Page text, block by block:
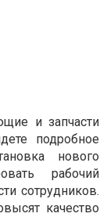
и запчасти
подробное
нового
рабочий
сотрудников.
качество